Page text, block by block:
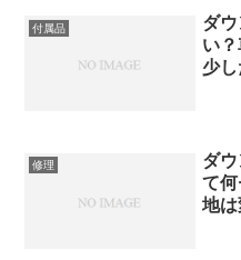
付属品
ダ
い
少
修理
ダ
て
地は